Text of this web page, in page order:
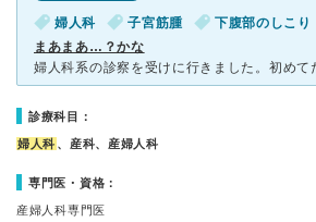
婦人科 子宮筋腫 下腹部のしこり
まあまあ…？かな
診療科目：
婦人科 、産科、産婦人科
専門医・資格：
産婦人科専門医